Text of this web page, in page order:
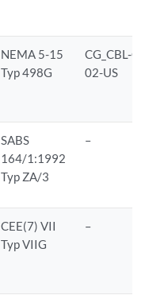
NEMA 5-15
Typ 498G
CG_CBL-
02-US
SABS
164/1:1992
Typ ZA/3
–
CEE(7) VII
Typ VIIG
–